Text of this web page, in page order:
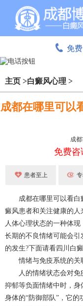
免
主页 >白癜风心理 >
成都在哪里可以
成
免费咨
患者至上
成都在哪里可以看白癜
癜风患者和关注健康的
人体心理状态的一种体现
长期的不良情绪可能会
的发生?下面请看四川白
情绪与免疫系统的关
人的情绪状态会对免疫
抑郁等负面情绪中时，
身体的“防御部队”，它